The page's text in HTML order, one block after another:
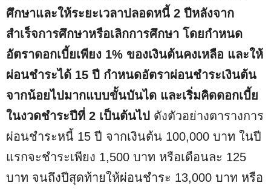
ศึกษาและให้ระยะเวลาปลอดหนี้ 2 ปีหลังจาก
สำเร็จการศึกษาหรือเลิกการศึกษา โดยกำหนด
อัตราดอกเบี้ยเพียง 1% ของเงินต้นคงเหลือ และให้
ผ่อนชำระได้ 15 ปี กำหนดอัตราผ่อนชำระเงินต้น
จากน้อยไปมากแบบขั้นบันได และเริ่มคิดดอกเบี้ย
ในงวดชำระปีที่ 2 เป็นต้นไป ดังตัวอย่างตารางการ
ผ่อนชำระหนี้ 15 ปี จากเงินต้น 100,000 บาท ในปี
แรกจะชำระเพียง 1,500 บาท หรือเดือนละ 125
บาท จนถึงปีสุดท้ายให้ผ่อนชำระ 13,000 บาท หรือ